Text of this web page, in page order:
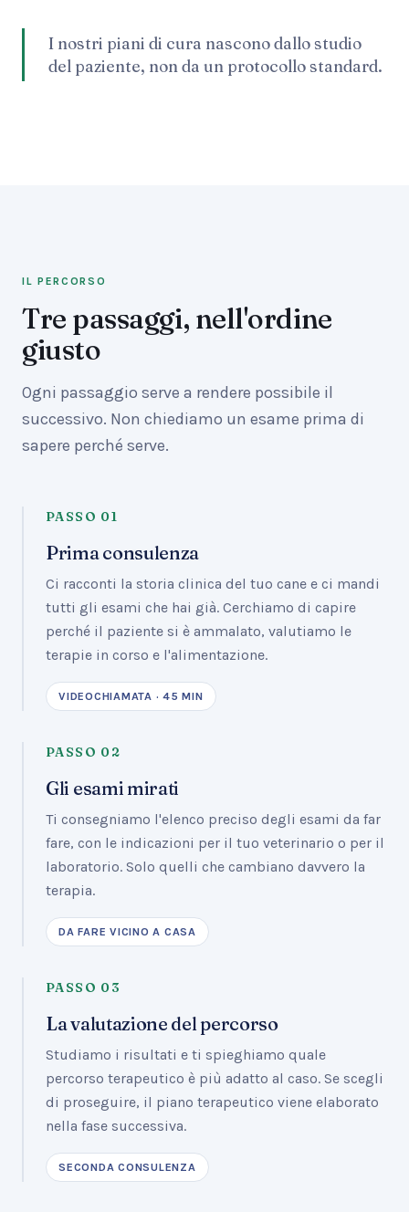
I nostri piani di cura nascono dallo studio
del paziente, non da un protocollo standard.
IL PERCORSO
Tre passaggi, nell'ordine
giusto
Ogni passaggio serve a rendere possibile il
successivo. Non chiediamo un esame prima di
sapere perché serve.
PASSO 01
Prima consulenza
Ci racconti la storia clinica del tuo cane e ci mandi
tutti gli esami che hai già. Cerchiamo di capire
perché il paziente si è ammalato, valutiamo le
terapie in corso e l'alimentazione.
VIDEOCHIAMATA · 45 MIN
PASSO 02
Gli esami mirati
Ti consegniamo l'elenco preciso degli esami da far
fare, con le indicazioni per il tuo veterinario o per il
laboratorio. Solo quelli che cambiano davvero la
terapia.
DA FARE VICINO A CASA
PASSO 03
La valutazione del percorso
Studiamo i risultati e ti spieghiamo quale
percorso terapeutico è più adatto al caso. Se scegli
di proseguire, il piano terapeutico viene elaborato
nella fase successiva.
SECONDA CONSULENZA